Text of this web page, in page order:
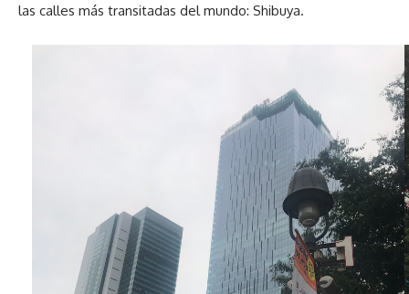
las calles más transitadas del mundo: Shibuya.